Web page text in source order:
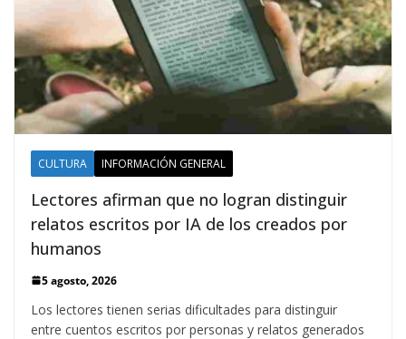
CULTURA INFORMACIÓN GENERAL
Lectores afirman que no logran distinguir
relatos escritos por IA de los creados por
humanos
5 agosto, 2026
Los lectores tienen serias dificultades para distinguir
entre cuentos escritos por personas y relatos generados